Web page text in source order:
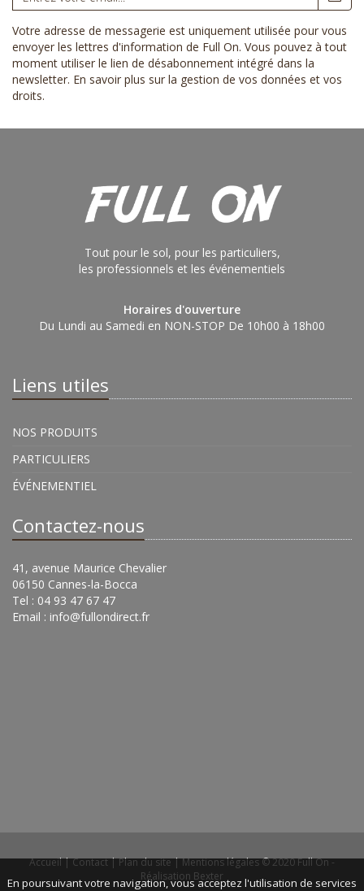
Votre adresse de messagerie est uniquement utilisée pour vous
envoyer les lettres d'information de Full On. Vous pouvez à tout
moment utiliser le lien de désabonnement intégré dans la
newsletter. En savoir plus sur la gestion de vos données et vos
droits.
Tout pour le sol, pour les particuliers,
les professionnels et les événementiels
Horaires d'ouverture
Du Lundi au Samedi en NON-STOP De 10h00 à 18h00
Liens utiles
NOS PRODUITS
PARTICULIERS
ÉVÉNEMENTIEL
Contactez-nous
41, avenue Maurice Chevalier
06150 Cannes-la-Bocca
Tel : 04 93 47 67 47
Email : info@fullondirect.fr
Accueil|Contact|Plan du site|Mentions légales© 2020 Full On -
Réalisation Bexter
En poursuivant votre navigation, vous acceptez l'utilisation de services